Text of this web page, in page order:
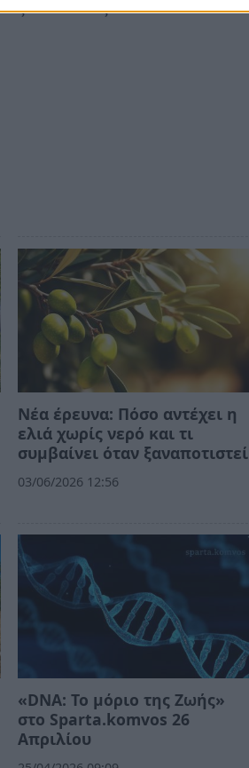
κατασκευές και ο
Νέα έρευνα: Πόσο αντέχει η
ελιά χωρίς νερό και τι
συμβαίνει όταν ξαναποτιστεί
03/06/2026 12:56
«DNA: Το μόριο της Ζωής»
στο Sparta.komvos 26
Απριλίου